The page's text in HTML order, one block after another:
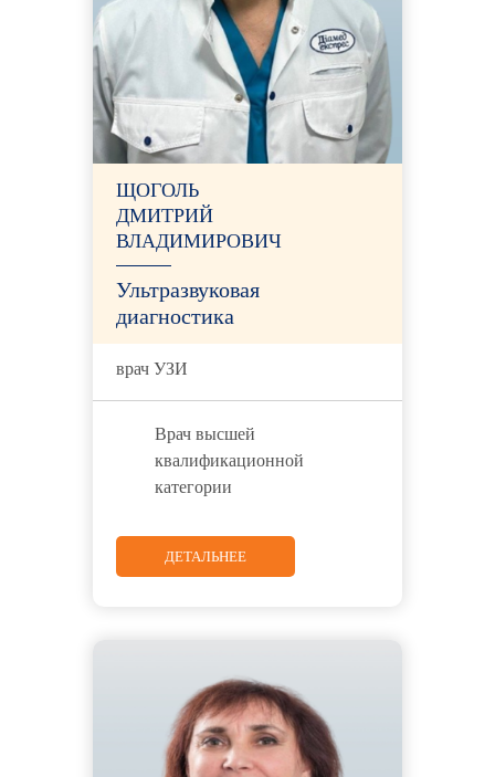
ЩОГОЛЬ
ДМИТРИЙ
ВЛАДИМИРОВИЧ
Ультразвуковая
диагностика
врач УЗИ
Врач высшей
квалификационной
категории
ДЕТАЛЬНЕЕ